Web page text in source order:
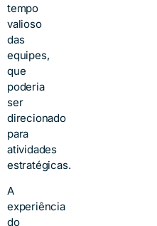
tempo
valioso
das
equipes,
que
poderia
ser
direcionado
para
atividades
estratégicas.
A
experiência
do